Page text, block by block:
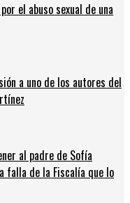
el abuso sexual de una
a uno de los autores del
al padre de Sofía
falla de la Fiscalía que lo